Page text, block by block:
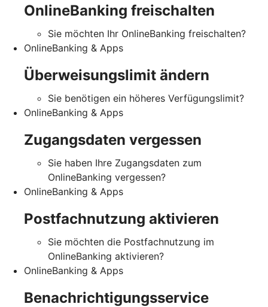
OnlineBanking freischalten
Sie möchten Ihr OnlineBanking freischalten?
OnlineBanking & Apps
Überweisungslimit ändern
Sie benötigen ein höheres Verfügungslimit?
OnlineBanking & Apps
Zugangsdaten vergessen
Sie haben Ihre Zugangsdaten zum
OnlineBanking vergessen?
OnlineBanking & Apps
Postfachnutzung aktivieren
Sie möchten die Postfachnutzung im
OnlineBanking aktivieren?
OnlineBanking & Apps
Benachrichtigungsservice